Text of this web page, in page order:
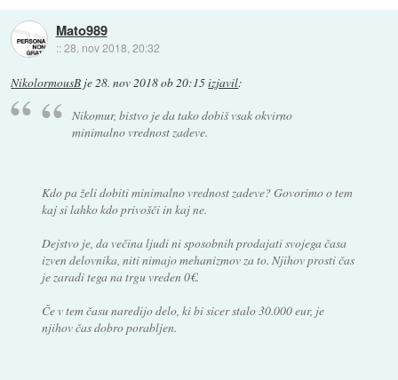
Mato989
::28. nov 2018, 20:32
NikolormousB je28. nov 2018 ob 20:15izjavil:
Nikomur, bistvo je da tako dobiš vsak okvirno
minimalno vrednost zadeve.
Kdo pa želi dobiti minimalno vrednost zadeve? Govorimo o tem
kaj si lahko kdo privošči in kaj ne.
Dejstvo je, da večina ljudi ni sposobnih prodajati svojega časa
izven delovnika, niti nimajo mehanizmov za to. Njihov prosti čas
je zaradi tega na trgu vreden 0€.
Če v tem času naredijo delo, ki bi sicer stalo 30.000 eur, je
njihov čas dobro porabljen.